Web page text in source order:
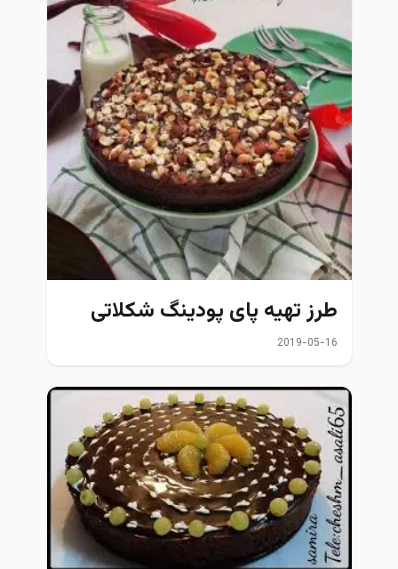
طرز تهیه پای پودینگ شکلاتی
2019-05-16